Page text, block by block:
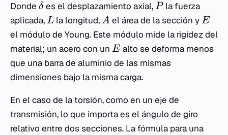
Donde δes el desplazamiento axial, Pla fuerza
aplicada, L la longitud, A el área de la sección y E
el módulo de Young. Este módulo mide la rigidez del
material; un acero con un E alto se deforma menos
que una barra de aluminio de las mismas
dimensiones bajo la misma carga.
En el caso de la torsión, como en un eje de
transmisión, lo que importa es el ángulo de giro
relativo entre dos secciones. La fórmula para una